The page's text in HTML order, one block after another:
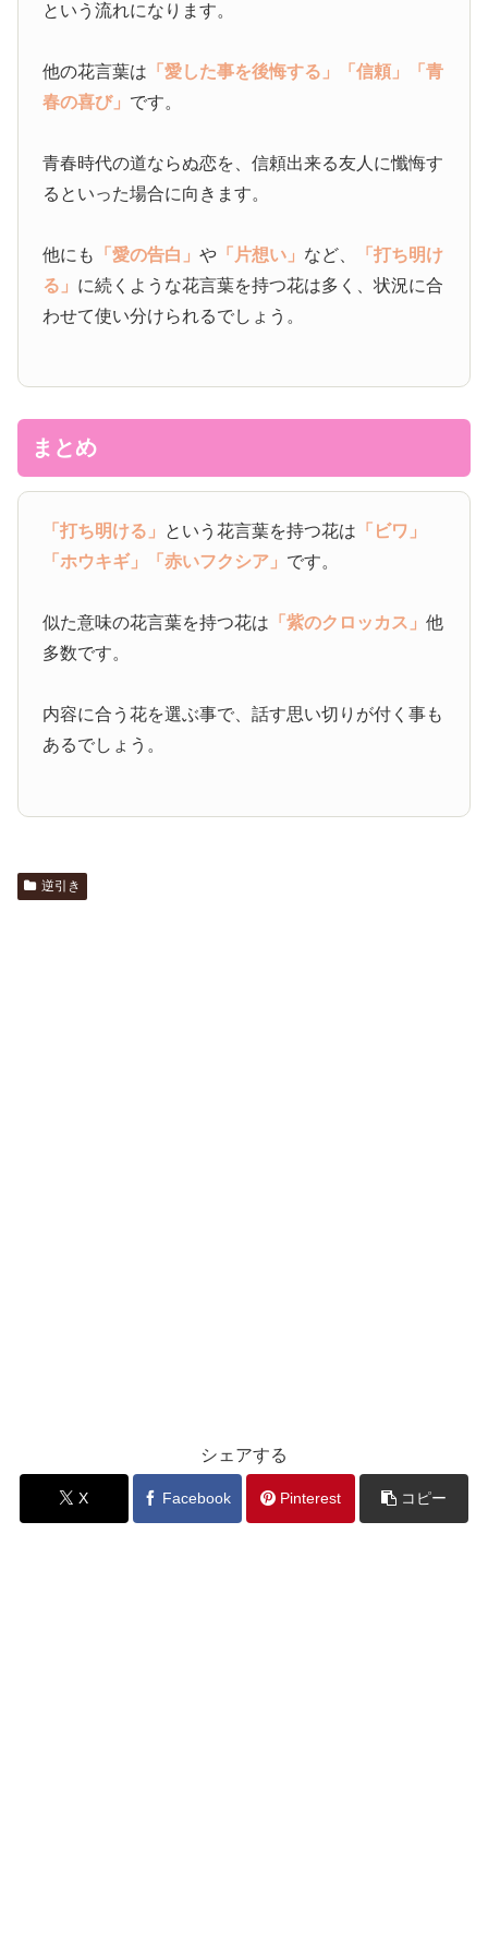
という流れになります。
他の花言葉は 「愛した事を後悔する」 「信頼」
「青
春の喜び」 です。
青春時代の道ならぬ恋を、信頼出来る友人に懺悔す
るといった場合に向きます。
他にも 「愛の告白」や 「片想い」 など、
「打ち明け
る」 に続くような花言葉を持つ花は多く、状況に合
わせて使い分けられるでしょう。
まとめ
「打ち明ける」 という花言葉を持つ花は 「ビワ」
「ホウキギ」
「赤いフクシア」 です。
似た意味の花言葉を持つ花は 「紫のクロッカス」他
多数です。
内容に合う花を選ぶ事で、話す思い切りが付く事も
あるでしょう。
逆引き
シェアする
X Facebook Pinterest コピー